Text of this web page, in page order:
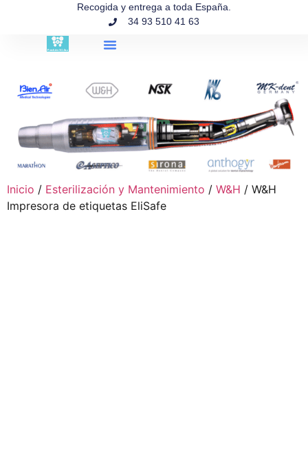
Recogida y entrega a toda España.
34 93 510 41 63
Inicio / Esterilización y Mantenimiento / W&H / W&H
Impresora de etiquetas EliSafe